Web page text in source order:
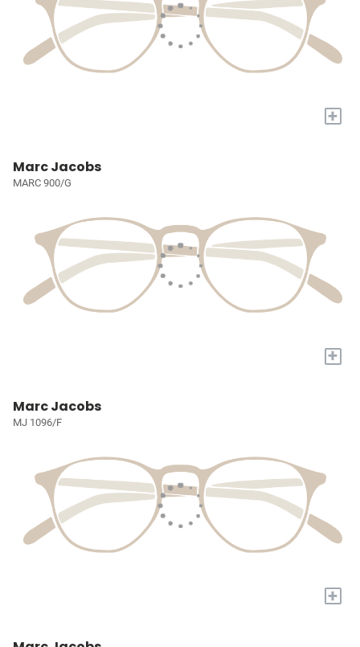
+
Marc Jacobs
MARC 900/G
+
Marc Jacobs
MJ 1096/F
+